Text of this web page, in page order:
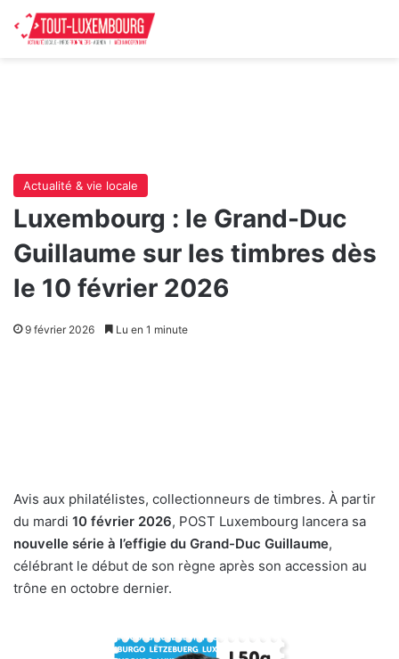
Actualité & vie locale
Luxembourg : le Grand-Duc
Guillaume sur les timbres dès
le 10 février 2026
9 février 2026 Lu en 1 minute
Avis aux philatélistes, collectionneurs de timbres. À partir
du mardi 10 février 2026, POST Luxembourg lancera sa
nouvelle série à l’effigie du Grand-Duc Guillaume,
célébrant le début de son règne après son accession au
trône en octobre dernier.